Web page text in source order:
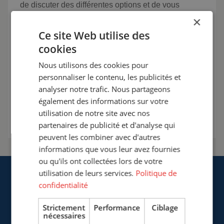
de discuter des différentes options et de vous
travail de soudage.
+33 (0)3 20 57 37 66
info@cepro.fr
Entrer en contact
×
Ce site Web utilise des
cookies
Nous utilisons des cookies pour
personnaliser le contenu, les publicités et
analyser notre trafic. Nous partageons
également des informations sur votre
utilisation de notre site avec nos
partenaires de publicité et d'analyse qui
peuvent les combiner avec d'autres
informations que vous leur avez fournies
ou qu'ils ont collectées lors de votre
utilisation de leurs services. Politique de
confidentialité
Strictement
nécessaires
Performance Ciblage